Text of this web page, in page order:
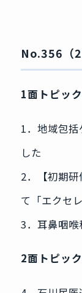
No.356（
1面トピッ
1．地域包
した
2．【初期
て「エクセ
3．耳鼻咽
2面トピッ